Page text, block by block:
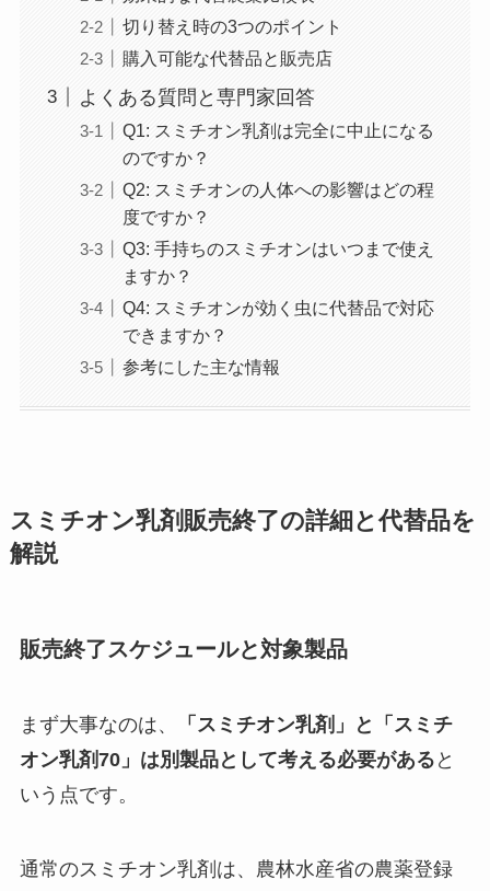
切り替え時の3つのポイント
購入可能な代替品と販売店
よくある質問と専門家回答
Q1: スミチオン乳剤は完全に中止になる
のですか？
Q2: スミチオンの人体への影響はどの程
度ですか？
Q3: 手持ちのスミチオンはいつまで使え
ますか？
Q4: スミチオンが効く虫に代替品で対応
できますか？
参考にした主な情報
スミチオン乳剤販売終了の詳細と代替品を
解説
販売終了スケジュールと対象製品
まず大事なのは、
「スミチオン乳剤」と「スミチ
オン乳剤70」は別製品として考える必要がある と
いう点です。
通常のスミチオン乳剤は、農林水産省の農薬登録